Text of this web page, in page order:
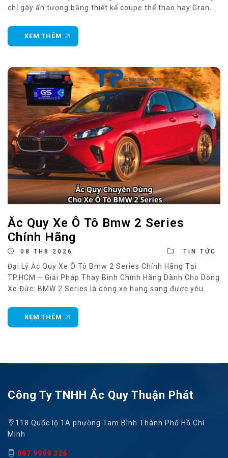
chỉ gây ấn tượng bằng thiết kế coupe thể thao hay Gran
công nghệ hỗ trợ người lái và tiện nghi
XEM THÊM
Ắc Quy Xe Ô Tô Bmw 2 Series
Chính Hãng
08 TH8 2026 TIN TỨC
Đại Lý Ắc Quy Xe Ô Tô Bmw 2 Series Chính Hãng Tại
TP.HCM – Giải Pháp Thay Bình Chính Hãng Dành Cho Dòng
Xe Đức: BMW 2 Series là dòng xe hạng sang được yêu
và hệ thống công nghệ hiện đại.
XEM THÊM
Công Ty TNHH Ắc Quy Thuận Phát
118 Quốc lộ 1A phường Tam Bình Thành Phố Hồ Chí
Minh
097 9999 326